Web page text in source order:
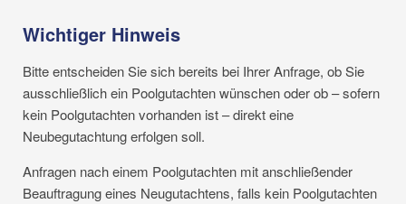
Wichtiger Hinweis
Bitte entscheiden Sie sich bereits bei Ihrer Anfrage, ob Sie
ausschließlich ein Poolgutachten wünschen oder ob – sofern
kein Poolgutachten vorhanden ist – direkt eine
Neubegutachtung erfolgen soll.
Anfragen nach einem Poolgutachten mit anschließender
Beauftragung eines Neugutachtens, falls kein Poolgutachten